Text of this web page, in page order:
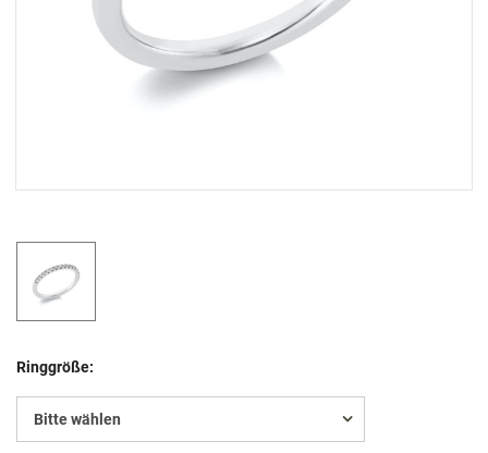
Ringgröße:
Bitte wählen